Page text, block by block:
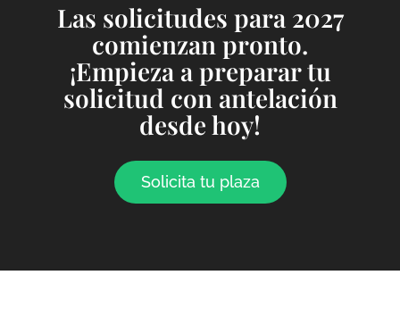
Las solicitudes para 2027
comienzan pronto.
¡Empieza a preparar tu
solicitud con antelación
desde hoy!
Solicita tu plaza